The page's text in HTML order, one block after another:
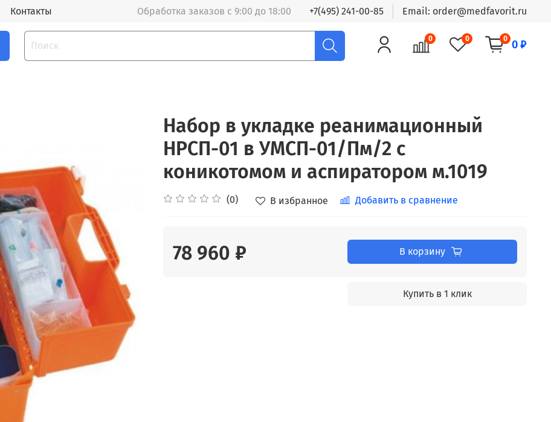
Контакты Обработка заказов с 9:00 до 18:00 +7(495) 241-00-85 Email: order@medfavorit.ru
0 0 0 0 ₽
Набор в укладке реанимационный
НРСП-01 в УМСП-01/Пм/2 с
коникотомом и аспиратором м.1019
(0) В избранное Добавить в сравнение
78 960 ₽ В корзину
Купить в 1 клик